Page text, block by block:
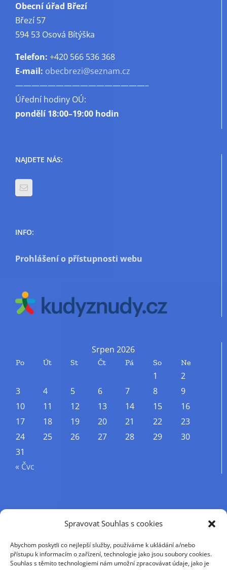
Spravovat Souhlas s cookies
Abychom poskytli co nejlepší služby, používáme k ukládání a/nebo
přístupu k informacím o zařízení, technologie jako jsou soubory cookies.
Souhlas s těmito technologiemi nám umožní zpracovávat údaje, jako je
Obecní úřad Březí
Březí 57
594 53 Osová Bítýška
Telefon: +420 566 536 368
E-mail: obecbrezi@seznam.cz
————————————————–
Úřední hodiny OÚ:
pondělí18:00–19:00 hodin
NAJDETE NÁS:
INFO:
Prohlášení o přístupnosti webu
Srpen 2026
Po Út St Čt Pá So Ne
1
2
3
4 5 6 7 8
9
10
11 12 13 14 15
16
17
18 19 20 21 22
23
24
25 26 27 28 29
30
31
« Čvc
Příjmení
Křestní jméno